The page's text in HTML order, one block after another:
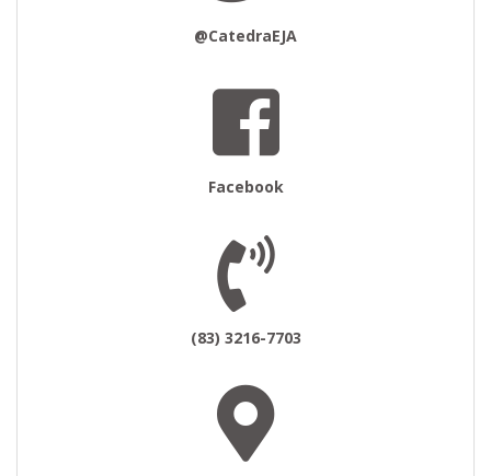
@CatedraEJA
Facebook
(83) 3216-7703